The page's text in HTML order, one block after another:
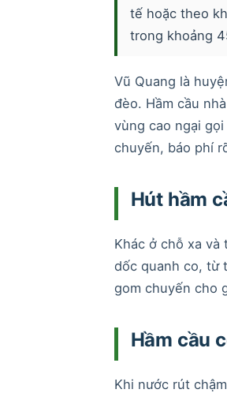
tế hoặc theo
trong khoảng
Vũ Quang là
đèo. Hầm cầu
vùng cao ngại
chuyến, báo phí
Hút hầm
Khác ở chỗ xa và
dốc quanh co, từ
gom chuyến cho
Hầm cầu
Khi nước rút